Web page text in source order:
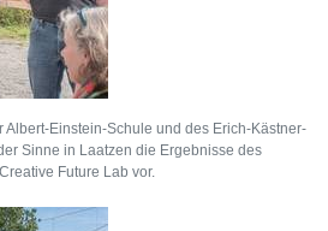
Einstein-Schule und des Erich-Kästner-
Sinne in Laatzen die Ergebnisse des
Future Lab vor.